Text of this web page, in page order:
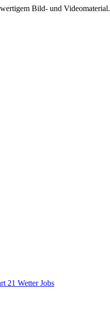
Bild- und Videomaterial.
21 WetterJobs